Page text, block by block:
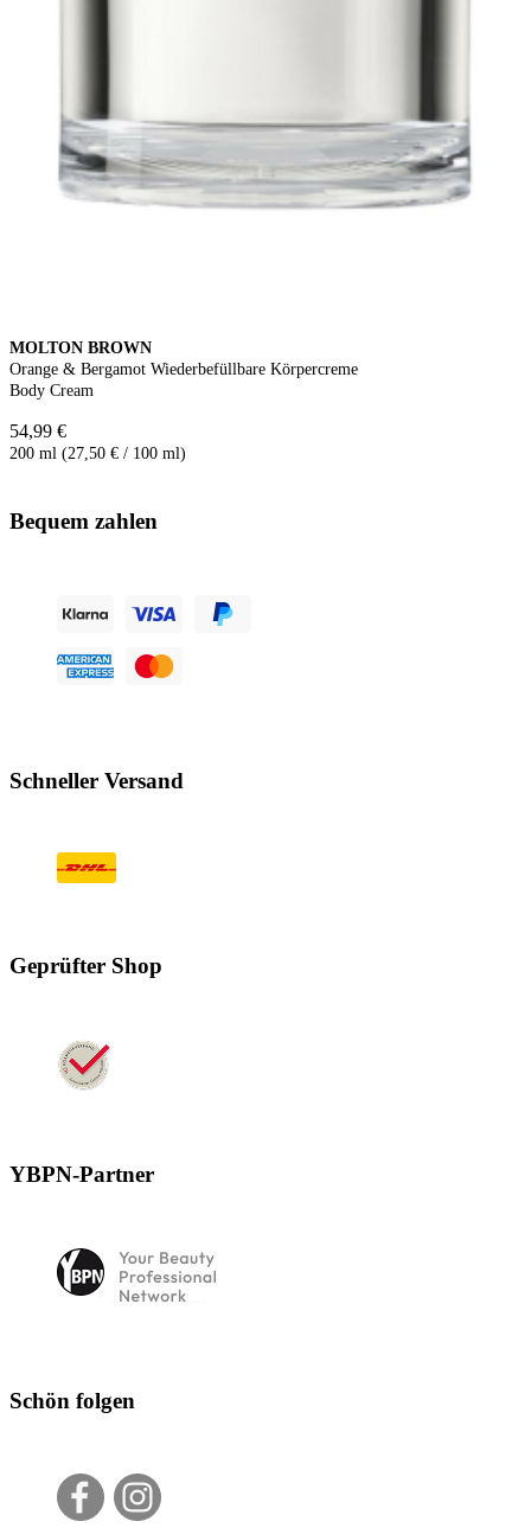
MOLTON BROWN
Orange & Bergamot Wiederbefüllbare Körpercreme
Body Cream
54,99 €
200 ml (27,50 € / 100 ml)
Bequem zahlen
Schneller Versand
Geprüfter Shop
YBPN-Partner
Schön folgen